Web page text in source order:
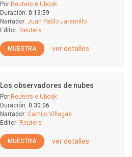
Por Reuters e Ubook
Duración: 0:19:59
Narrador: Juan Pablo Jaramillo
Editor: Reuters
MUESTRA ver detalles
Los observadores de nubes
Por Reuters e Ubook
Duración: 0:30:06
Narrador: Camilo Villegas
Editor: Reuters
MUESTRA ver detalles